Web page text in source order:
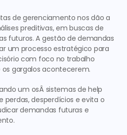
de gerenciamento nos dão a
preditivas, em buscas de
futuros. A gestão de demandas
um processo estratégico para
com foco no trabalho
gargalos acontecerem.
um osÂ sistemas de help
perdas, desperdícios e evita o
demandas futuras e